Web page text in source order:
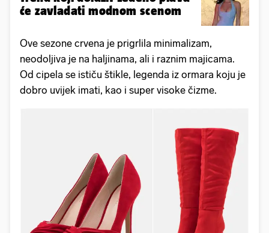
će zavladati modnom scenom
Ove sezone crvena je prigrlila minimalizam,
neodoljiva je na haljinama, ali i raznim majicama.
Od cipela se ističu štikle, legenda iz ormara koju je
dobro uvijek imati, kao i super visoke čizme.